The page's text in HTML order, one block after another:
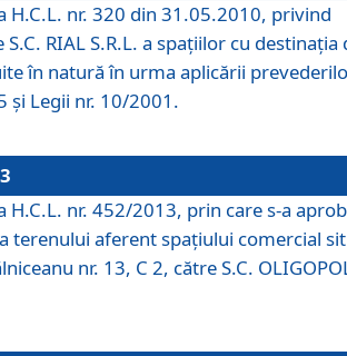
H.C.L. nr. 320 din 31.05.2010, privind
RIAL S.R.L. a spaţiilor cu destinaţia
în natură în urma aplicării
şi Legii nr. 10/2001.
H.C.L. nr. 452/2013, prin care s-a
terenului aferent spaţiului comercial
nr. 13, C 2, către S.C.